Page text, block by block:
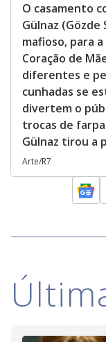
O casamento
Gülnaz
mafioso, para
Coração de
diferentes e
cunhadas se
divertem o
trocas de
Gülnaz tirou a
Arte/R7